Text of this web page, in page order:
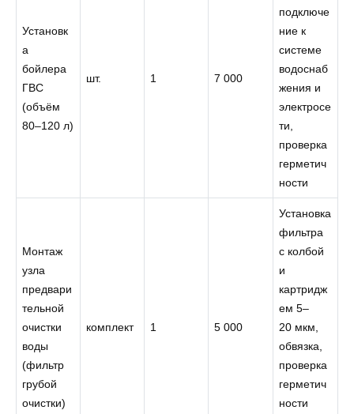
Установк
а
бойлера
ГВС
(объём
80–120 л)
шт. 1 7 000
подключе
ние к
системе
водоснаб
жения и
электросе
ти,
проверка
герметич
ности
Монтаж
узла
предвари
тельной
очистки
воды
(фильтр
грубой
очистки)
комплект 1 5 000
Установка
фильтра
с колбой
и
картридж
ем 5–
20 мкм,
обвязка,
проверка
герметич
ности